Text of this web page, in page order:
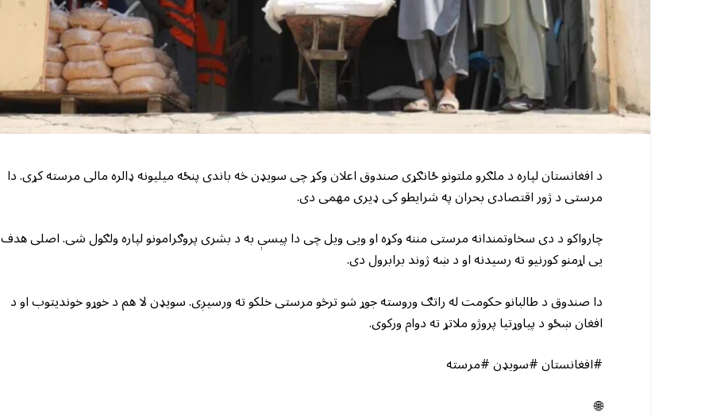
د افغانستان لپاره د ملګرو ملتونو ځانګړی صندوق اعلان وکړ چی سویډن څه باندی پنځه میلیونه ډالره مالی مرسته کړی. دا
مرستی د ژور اقتصادی بحران په شرایطو کی ډیری مهمی دی.
چارواکو د دی سخاوتمندانه مرستی مننه وکړه او ویی ویل چی دا پیسې به د بشری پروګرامونو لپاره ولګول شی. اصلی هدف
یی اړمنو کورنیو ته رسیدنه او د ښه ژوند برابرول دی.
دا صندوق د طالبانو حکومت له راتګ وروسته جوړ شو ترڅو مرستی خلکو ته ورسیږی. سویډن لا هم د خوړو خوندیتوب او د
افغان ښځو د پیاوړتیا پروژو ملاتړ ته دوام ورکوی.
#افغانستان #سویډن #مرسته
🌐